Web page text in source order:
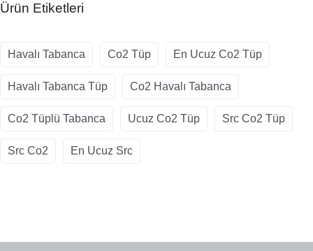
Ürün Etiketleri
Havalı Tabanca Co2 Tüp En Ucuz Co2 Tüp
Havalı Tabanca Tüp Co2 Havalı Tabanca
Co2 Tüplü Tabanca Ucuz Co2 Tüp Src Co2 Tüp
Src Co2 En Ucuz Src